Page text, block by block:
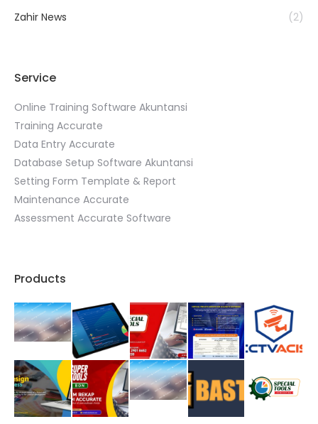
Zahir News
(2)
Service
Online Training Software Akuntansi
Training Accurate
Data Entry Accurate
Database Setup Software Akuntansi
Setting Form Template & Report
Maintenance Accurate
Assessment Accurate Software
Products